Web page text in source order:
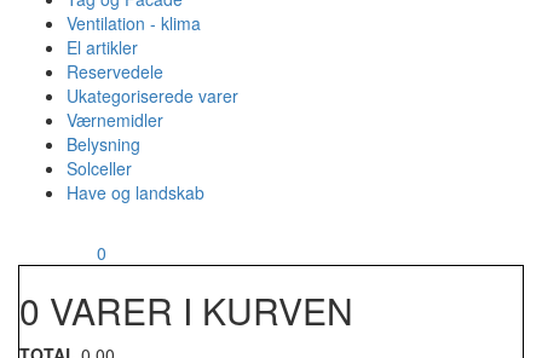
Ventilation - klima
El artikler
Reservedele
Ukategoriserede varer
Værnemidler
Belysning
Solceller
Have og landskab
0
0 VARER I KURVEN